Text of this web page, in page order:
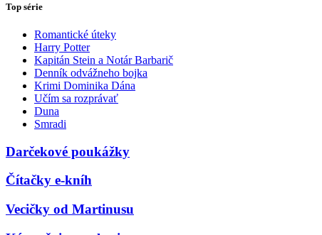
Top série
Romantické úteky
Harry Potter
Kapitán Stein a Notár Barbarič
Denník odvážneho bojka
Krimi Dominika Dána
Učím sa rozprávať
Duna
Smradi
Darčekové poukážky
Čítačky e-kníh
Vecičky od Martinusu